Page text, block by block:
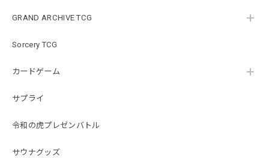
GRAND ARCHIVE TCG
Sorcery TCG
カードゲーム
サプライ
令和の虎プレゼンバトル
サウナグッズ